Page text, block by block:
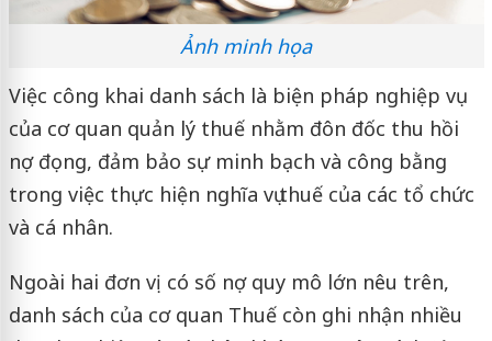
Ảnh minh họa
Việc công khai danh sách là biện pháp nghiệp vụ
của cơ quan quản lý thuế nhằm đôn đốc thu hồi
nợ đọng, đảm bảo sự minh bạch và công bằng
trong việc thực hiện nghĩa vụ thuế của các tổ chức
và cá nhân.
Ngoài hai đơn vị có số nợ quy mô lớn nêu trên,
danh sách của cơ quan Thuế còn ghi nhận nhiều